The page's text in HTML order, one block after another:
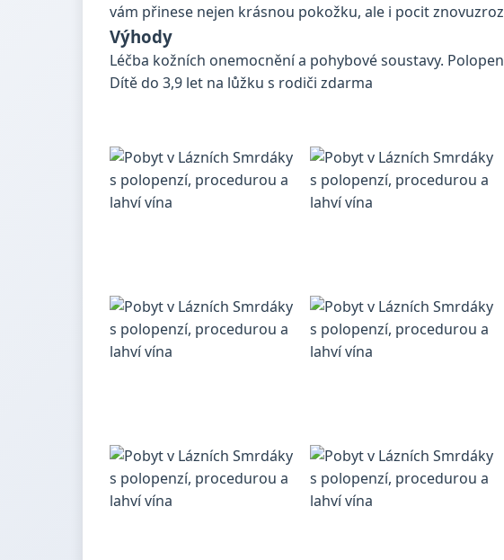
vám přinese nejen krásnou pokožku, ale i pocit
Výhody
Léčba kožních onemocnění a pohybové soustavy.
Dítě do 3,9 let na lůžku s rodiči zdarma